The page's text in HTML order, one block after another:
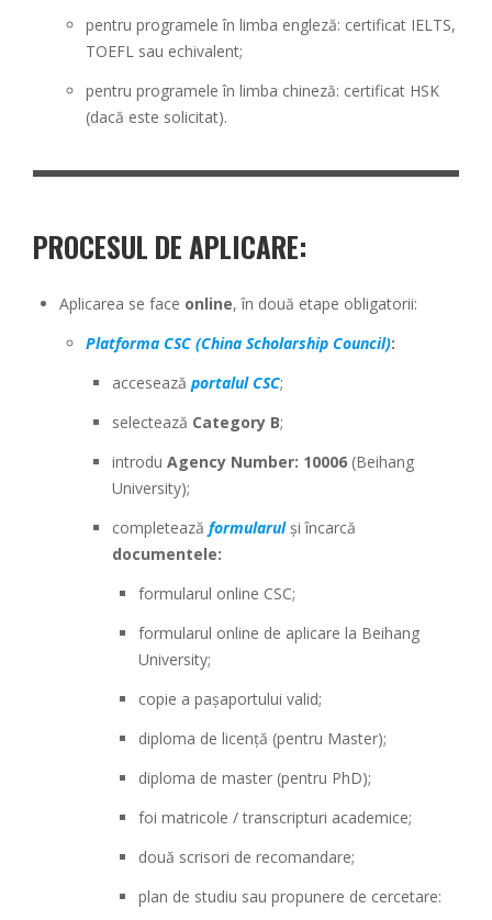
pentru programele în limba engleză: certificat IELTS,
TOEFL sau echivalent;
pentru programele în limba chineză: certificat HSK
(dacă este solicitat).
PROCESUL DE APLICARE:
Aplicarea se face online, în două etape obligatorii:
Platforma CSC (China Scholarship Council):
accesează portalul CSC;
selectează Category B;
introdu Agency Number: 10006 (Beihang
University);
completează formularul și încarcă
documentele:
formularul online CSC;
formularul online de aplicare la Beihang
University;
copie a pașaportului valid;
diploma de licență (pentru Master);
diploma de master (pentru PhD);
foi matricole / transcripturi academice;
două scrisori de recomandare;
plan de studiu sau propunere de cercetare: